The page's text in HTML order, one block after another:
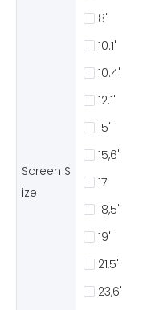
Screen S
ize
8'
10.1'
10.4'
12.1'
15'
15,6'
17'
18,5'
19'
21,5'
23,6'